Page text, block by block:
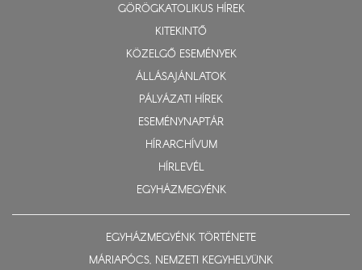
GÖRÖGKATOLIKUS HÍREK
KITEKINTŐ
KÖZELGŐ ESEMÉNYEK
ÁLLÁSAJÁNLATOK
PÁLYÁZATI HÍREK
ESEMÉNYNAPTÁR
HÍRARCHÍVUM
HÍRLEVÉL
EGYHÁZMEGYÉNK
EGYHÁZMEGYÉNK TÖRTÉNETE
MÁRIAPÓCS, NEMZETI KEGYHELYÜNK